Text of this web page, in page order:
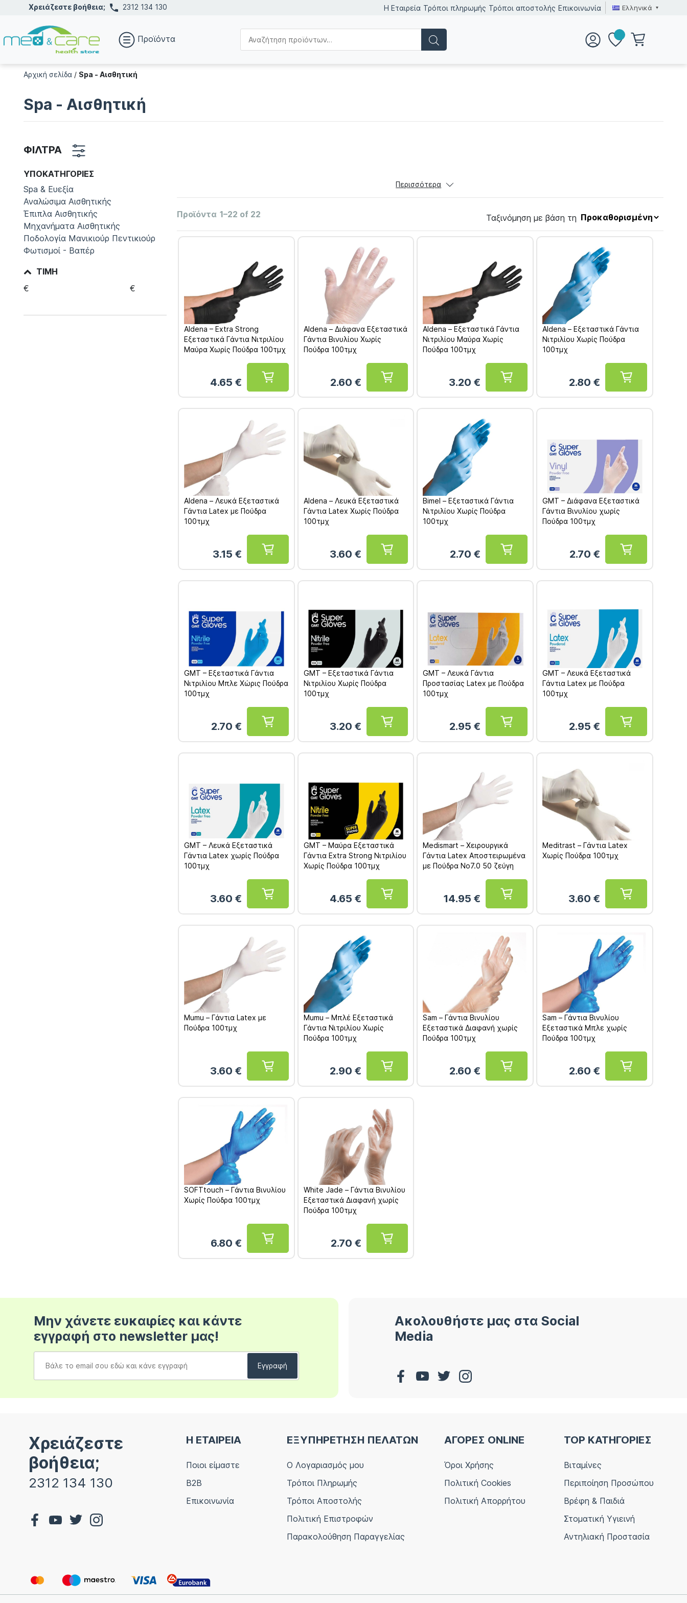
Χρειάζεστε βοήθεια; 2312 134 130 Η Εταιρεία Τρόποι πληρωμής Τρόποι αποστολής Επικοινωνία Ελληνικά
Προϊόντα
Αρχική σελίδα/ Spa - Αισθητική
Spa - Αισθητική
ΦΙΛΤΡΑ
ΥΠΟΚΑΤΗΓΟΡΊΕΣ
Spa & Ευεξία
Αναλώσιμα Αισθητικής
Έπιπλα Αισθητικής
Μηχανήματα Αισθητικής
Ποδολογία Μανικιούρ Πεντικιούρ
Φωτισμοί - Βαπέρ
ΤΙΜΉ
€
€
σδγφδσφγδφσγδφσγδσφγ
Περισσότερα
Προϊόντα 1–22 of 22 Ταξινόμηση με βάση τη
Aldena – Extra Strong
Εξεταστικά Γάντια Νιτριλίου
Μαύρα Χωρίς Πούδρα 100τμχ
4.65 €
Aldena – Διάφανα Εξεταστικά
Γάντια Βινυλίου Χωρίς
Πούδρα 100τμχ
2.60 €
Aldena – Εξεταστικά Γάντια
Νιτριλίου Μαύρα Χωρίς
Πούδρα 100τμχ
3.20€
Aldena – Εξεταστικά Γάντια
Νιτριλίου Χωρίς Πούδρα
100τμχ
2.80 €
Aldena – Λευκά Εξεταστικά
Γάντια Latex με Πούδρα
100τμχ
3.15 €
Aldena – Λευκά Εξεταστικά
Γάντια Latex Χωρίς Πούδρα
100τμχ
3.60 €
Bimel – Εξεταστικά Γάντια
Νιτριλίου Χωρίς Πούδρα
100τμχ
2.70€
GMT – Διάφανα Εξεταστικά
Γάντια Βινυλίου χωρίς
Πούδρα 100τμχ
2.70 €
GMT – Εξεταστικά Γάντια
Νιτριλίου Μπλε Χώρις Πούδρα
100τμχ
2.70 €
GMT – Εξεταστικά Γάντια
Νιτριλίου Χωρίς Πούδρα
100τμχ
3.20 €
GMT – Λευκά Γάντια
Προστασίας Latex με Πούδρα
100τμχ
2.95€
GMT – Λευκά Εξεταστικά
Γάντια Latex με Πούδρα
100τμχ
2.95 €
GMT – Λευκά Εξεταστικά
Γάντια Latex χωρίς Πούδρα
100τμχ
3.60 €
GMT – Μαύρα Εξεταστικά
Γάντια Extra Strong Νιτριλίου
Χωρίς Πούδρα 100τμχ
4.65 €
Medismart – Χειρουργικά
Γάντια Latex Αποστειρωμένα
με Πούδρα No7.0 50 ζεύγη
14.95€
Meditrast – Γάντια Latex
Χωρίς Πούδρα 100τμχ
3.60 €
Mumu – Γάντια Latex με
Πούδρα 100τμχ
3.60 €
Mumu – Μπλέ Εξεταστικά
Γάντια Νιτριλίου Χωρίς
Πούδρα 100τμχ
2.90 €
Sam – Γάντια Βινυλίου
Εξεταστικά Διαφανή χωρίς
Πούδρα 100τμχ
2.60€
Sam – Γάντια Βινυλίου
Εξεταστικά Μπλε χωρίς
Πούδρα 100τμχ
2.60 €
SOFTtouch – Γάντια Βινυλίου
Χωρίς Πούδρα 100τμχ
6.80 €
White Jade – Γάντια Βινυλίου
Εξεταστικά Διαφανή χωρίς
Πούδρα 100τμχ
2.70 €
Μην χάνετε ευκαιρίες και κάντε
εγγραφή στο newsletter μας!
Ακολουθήστε μας στα Social
Media
Χρειάζεστε
βοήθεια;
2312 134 130
Η ΕΤΑΙΡΕΙΑ
Ποιοι είμαστε
B2B
Επικοινωνία
ΕΞΥΠΗΡΕΤΗΣΗ ΠΕΛΑΤΩΝ
Ο Λογαριασμός μου
Τρόποι Πληρωμής
Τρόποι Αποστολής
Πολιτική Επιστροφών
Παρακολούθηση Παραγγελίας
ΑΓΟΡΕΣ ONLINE
Όροι Χρήσης
Πολιτική Cookies
Πολιτική Απορρήτου
TOP ΚΑΤΗΓΟΡΙΕΣ
Βιταμίνες
Περιποίηση Προσώπου
Βρέφη & Παιδιά
Στοματική Υγιεινή
Αντηλιακή Προστασία